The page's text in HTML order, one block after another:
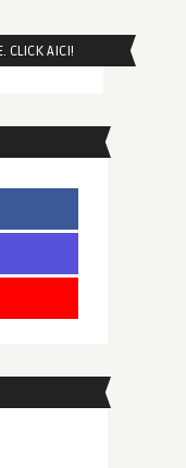
CLICK AICI!